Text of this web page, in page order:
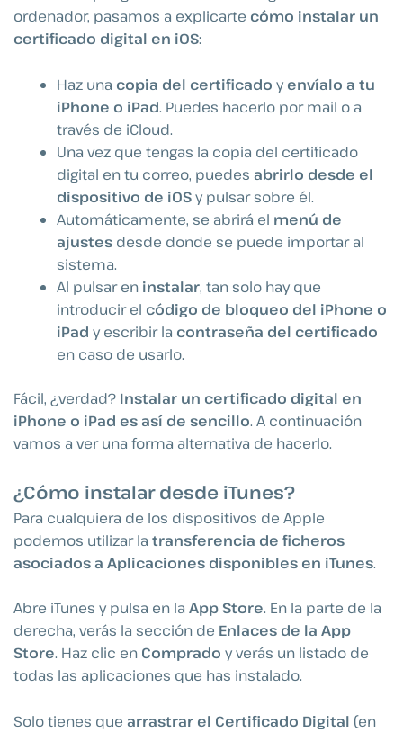
ordenador, pasamos a explicarte cómo instalar un
certificado digital en iOS:
Haz una copia del certificado yenvíalo a tu
iPhone o iPad. Puedes hacerlo por mail o a
través de iCloud.
Una vez que tengas la copia del certificado
digital en tu correo, puedes abrirlo desde el
dispositivo de iOSy pulsar sobre él.
Automáticamente, se abrirá el menú de
ajustes desde donde se puede importar al
sistema.
Al pulsar en instalar, tan solo hay que
introducir el código de bloqueo del iPhone o
iPad y escribir la contraseña del certificado
en caso de usarlo.
Fácil, ¿verdad? Instalar un certificado digital en
iPhone o iPad es así de sencillo. A continuación
vamos a ver una forma alternativa de hacerlo.
¿Cómo instalar desde iTunes?
Para cualquiera de los dispositivos de Apple
podemos utilizar la transferencia de ficheros
asociados a Aplicaciones disponibles en iTunes.
Abre iTunes y pulsa en la App Store. En la parte de la
derecha, verás la sección de Enlaces de la App
Store. Haz clic en Comprado y verás un listado de
todas las aplicaciones que has instalado.
Solo tienes que arrastrar el Certificado Digital (en